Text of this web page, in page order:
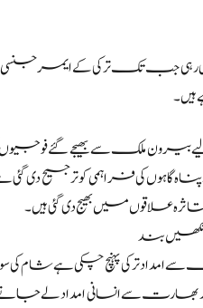
جب تک ترکی کے ایمرجنسی
علاقوں میں بھیج دی گئی ہیں۔
بند
سے زائد ممالک سے امداد ترکی پہنچ